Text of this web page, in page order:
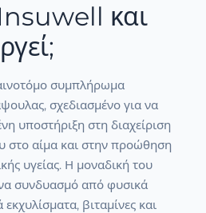
Insuwell και
συμπλήρωμα
σχεδιασμένο για να
υποστήριξη στη διαχείριση
στο αίμα και στην προώθηση
υγείας. Η μοναδική του
συνδυασμό από φυσικά
βιταμίνες και